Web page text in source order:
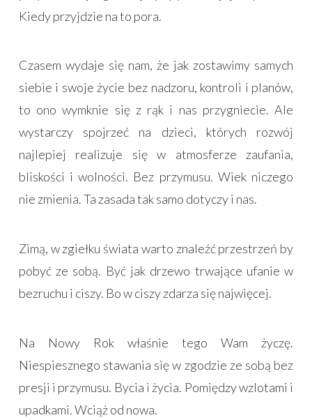
Kiedy przyjdzie na to pora.
Czasem wydaje się nam, że jak zostawimy samych
siebie i swoje życie bez nadzoru, kontroli i planów,
to ono wymknie się z rąk i nas przygniecie. Ale
wystarczy spojrzeć na dzieci, których rozwój
najlepiej realizuje się w atmosferze zaufania,
bliskości i wolności. Bez przymusu. Wiek niczego
nie zmienia. Ta zasada tak samo dotyczy i nas.
Zimą, w zgiełku świata warto znaleźć przestrzeń by
pobyć ze sobą. Być jak drzewo trwające ufanie w
bezruchu i ciszy. Bo w ciszy zdarza się najwięcej.
Na Nowy Rok właśnie tego Wam życzę.
Niespiesznego stawania się w zgodzie ze sobą bez
presji i przymusu. Bycia i życia. Pomiędzy wzlotami i
upadkami. Wciąż od nowa.